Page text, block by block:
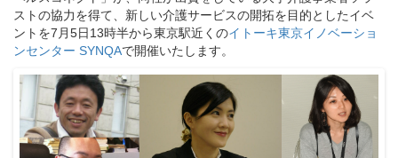
ストの協力を得て、新しい介護サービスの開拓を目的としたイベ
ントを7月5日13時半から東京駅近くのイトーキ東京イノベーショ
ンセンター SYNQAで開催いたします。